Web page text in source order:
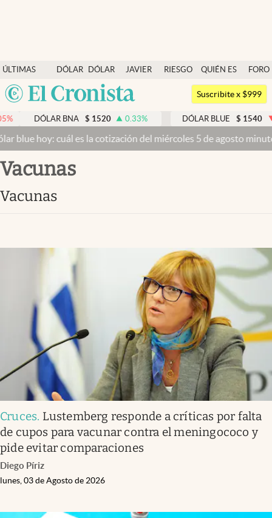
ÚLTIMAS
NOTICIAS
DÓLAR
DÓLAR
BLUE
JAVIER
RIESGO
QUIÉN ES
QUIÉN
FORO
Argentina
México
Dólar
Members
Economía y Política
Finanzas y Mercados
Mercados Online
Apertura
Clase
Mundial 2026
Eventos Corporativos
El Cronista Studio
Mediakit
abre en nueva pestaña
Argentina
Suscribite x $999
BNA $ 1520 0.33% DÓLAR BLUE $ 1540 -0.32%
es la cotización del miércoles 5 de agosto minuto a minuto
Vacunas
Vacunas
Cruces. Lustemberg responde a críticas por falta
de cupos para vacunar contra el meningococo y
pide evitar comparaciones
Diego Píriz
lunes, 03 de Agosto de 2026